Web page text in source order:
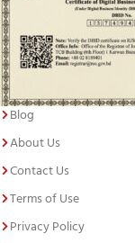
Blog
About Us
Contact Us
Terms of Use
Privacy Policy